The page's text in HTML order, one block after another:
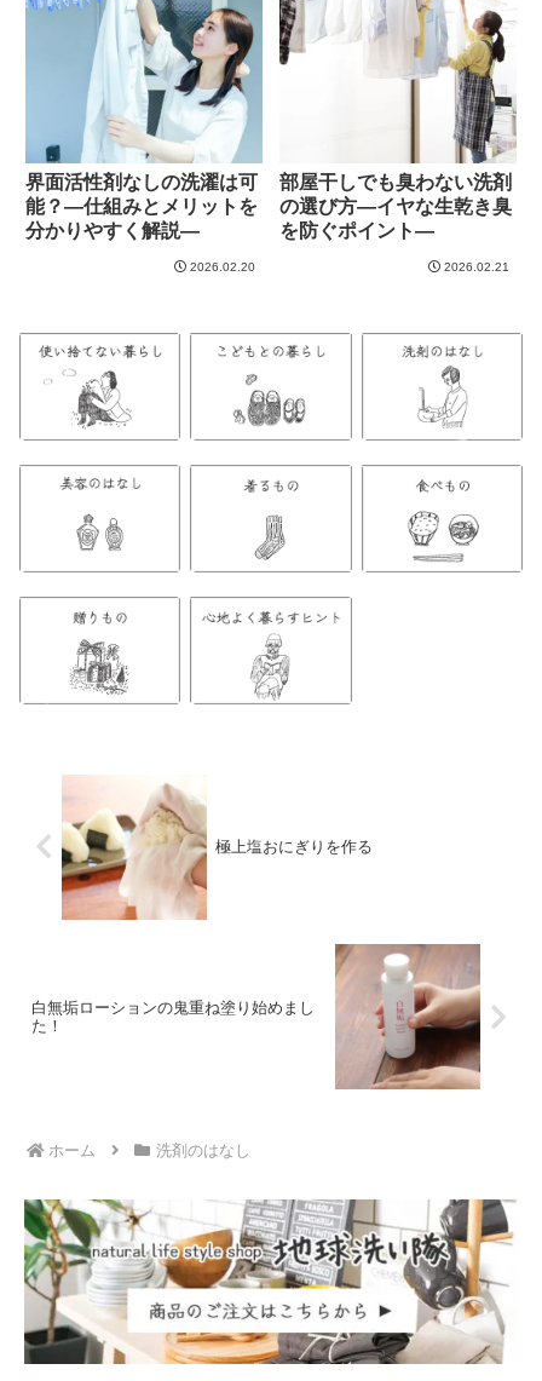
界面活性剤なしの洗濯は可
能？―仕組みとメリットを
分かりやすく解説―
2026.02.20
部屋干しでも臭わない洗剤
の選び方―イヤな生乾き臭
を防ぐポイント―
2026.02.21
極上塩おにぎりを作る
白無垢ローションの鬼重ね塗り始めまし
た！
ホーム 洗剤のはなし